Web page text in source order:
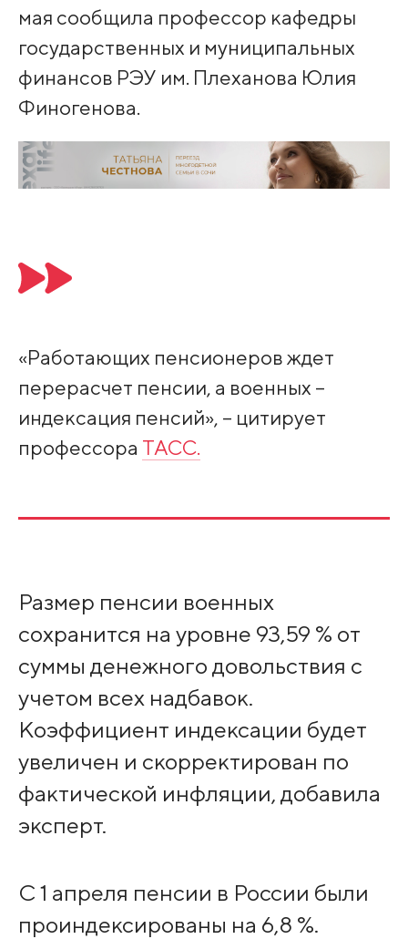
мая сообщила профессор кафедры
государственных и муниципальных
финансов РЭУ им. Плеханова Юлия
Финогенова.
«Работающих пенсионеров ждет
перерасчет пенсии, а военных –
индексация пенсий», – цитирует
профессора ТАСС.
Размер пенсии военных
сохранится на уровне 93,59 % от
суммы денежного довольствия с
учетом всех надбавок.
Коэффициент индексации будет
увеличен и скорректирован по
фактической инфляции, добавила
эксперт.
С 1 апреля пенсии в России были
проиндексированы на 6,8 %.